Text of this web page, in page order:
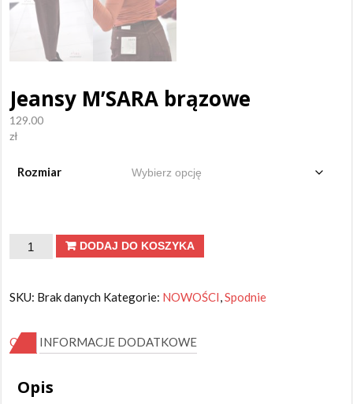
Jeansy M’SARA brązowe
129.00
zł
Rozmiar
ilość
DODAJ DO KOSZYKA
SKU: Brak danych Kategorie: NOWOŚCI,Spodnie
OPIS INFORMACJE DODATKOWE
Opis